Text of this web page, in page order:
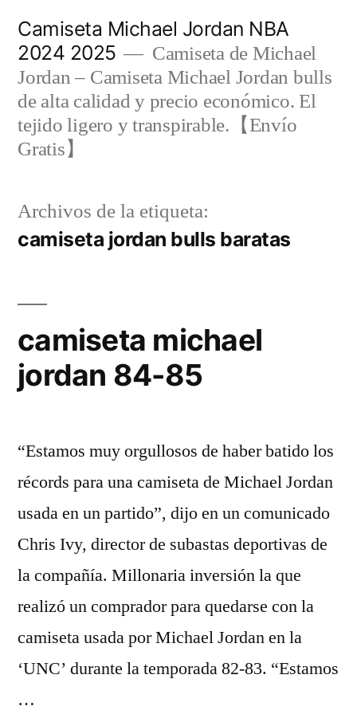
contenido
Camiseta Michael Jordan NBA
2024 2025
Camiseta de Michael
Jordan – Camiseta Michael Jordan bulls
de alta calidad y precio económico. El
tejido ligero y transpirable.【Envío
Gratis】
Archivos de la etiqueta:
camiseta jordan bulls baratas
camiseta michael
jordan 84-85
“Estamos muy orgullosos de haber batido los
récords para una camiseta de Michael Jordan
usada en un partido”, dijo en un comunicado
Chris Ivy, director de subastas deportivas de
la compañía. Millonaria inversión la que
realizó un comprador para quedarse con la
camiseta usada por Michael Jordan en la
‘UNC’ durante la temporada 82-83. “Estamos
…